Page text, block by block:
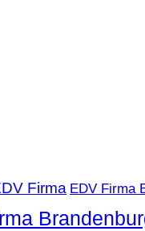
Firma EDV Firma